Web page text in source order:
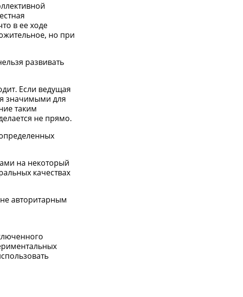
в ее ходе
но при
развивать
Если ведущая
значимыми для
таким
не прямо.
на некоторый
качествах
авторитарным